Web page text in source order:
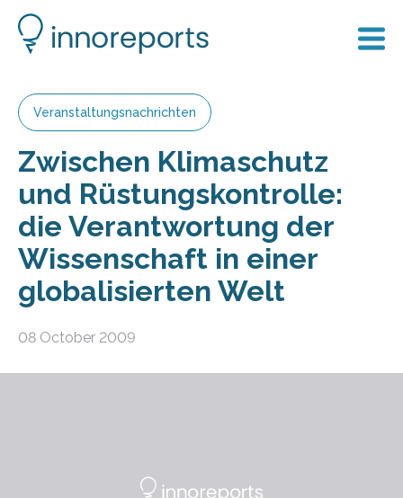
Veranstaltungsnachrichten
Zwischen Klimaschutz
und Rüstungskontrolle:
die Verantwortung der
Wissenschaft in einer
globalisierten Welt
08 October 2009